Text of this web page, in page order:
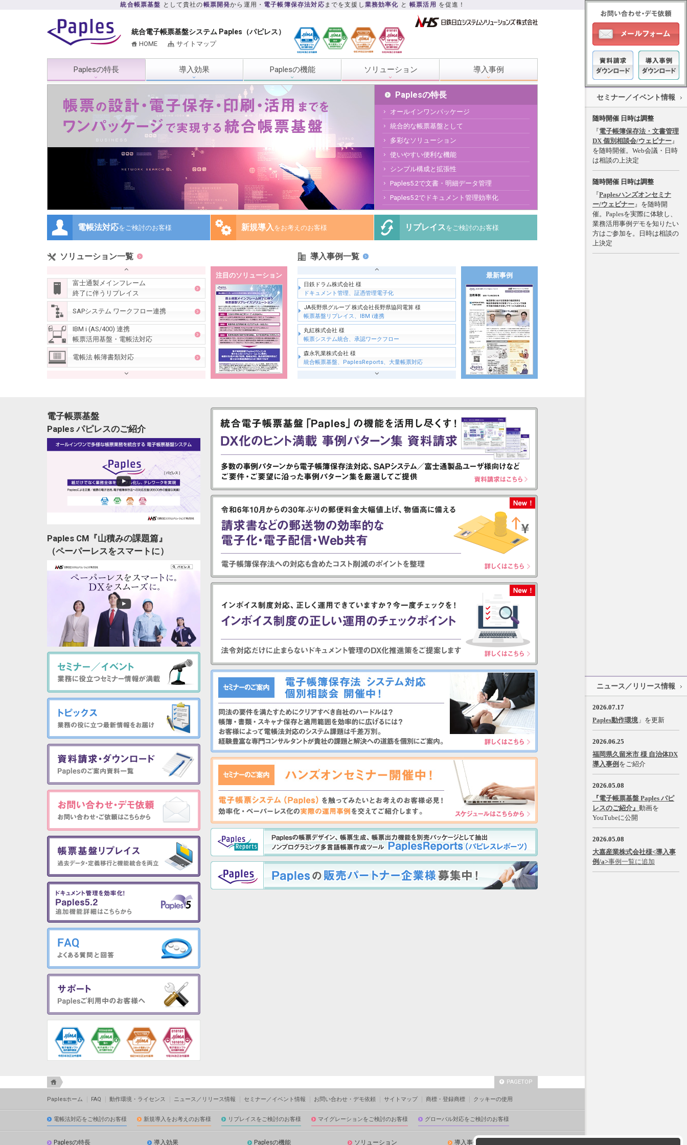
統合帳票基盤 として貴社の帳票開発から運用・ 電子帳簿保存法対応 までを支援し 業務効率化 と帳票活用 を促進！
統合電子帳票基盤システム Paples（パピレス）
HOME サイトマップ
Paplesの特長 導入効果 Paplesの機能 ソリューション 導入事例
Paplesの特長
オールインワンパッケージ
統合的な帳票基盤として
多彩なソリューション
使いやすい便利な機能
シンプル構成と拡張性
Paples5.2で文書・明細データ管理
Paples5.2でドキュメント管理効率化
電帳法対応をご検討のお客様 新規導入をお考えのお客様 リプレイスをご検討のお客様
ソリューション一覧
富士通製メインフレーム
終了に伴うリプレイス
SAPシステム ワークフロー連携
IBM i (AS/400) 連携
帳票活用基盤・電帳法対応
電帳法 帳簿書類対応
GRANDIT電帳法対応
帳票配信ソリューション
ペーパーレスソリューション
企業間帳票Web公開
電子契約・電子取引 DocYou連携
PDF添付メール自動送信
電子検印・電子回覧
ワークフロー連携
SAP S/4HANA移行アーカイブ・
電帳法対応
帳票出力ソリューション
自動仕分・分散印刷
専用プリンタオープン化
クライアント自動印刷
FAX-ASP送信
クラウドソリューション
帳票開発ソリューション
帳票マイグレーション
製造・物流業向けソリューション
物品受領書電子化・納品データ統合管理
生産関連帳票・品質保証書一元管理
指図書・レシピ表一元管理
ミルシート管理
注目のソリューション
導入事例一覧
日鉄ドラム株式会社 様
ドキュメント管理、証憑管理電子化
JA長野県グループ 株式会社長野県協同電算 様
帳票基盤リプレイス、IBM i連携
丸紅株式会社 様
帳票システム統合、承認ワークフロー
森永乳業株式会社 様
統合帳票基盤、PaplesReports、大量帳票対応
電子帳簿保存法対応（変更）
レシップホールディングス株式会社 様
電子帳簿保存法対応（新規）
第一屋製パン株式会社 様
統合帳票基盤、IBM i 連携
キョーリン製薬ホールディングス株式会社 様
SAP ERP連携、帳票作成
王子製紙株式会社 様
日鉄建材株式会社 様
EDI連携、帳票公開、電子検印
株式会社ハウステック 様
帳票マイグレーション
株式会社J-オイルミルズ 様
帳票アーカイブ
株式会社JALUX 様
オエノンホールディングス株式会社 様
統合帳票基盤活用
メインフレーム連携、ペーパーレス
最新事例
電子帳票基盤
Paples パピレスのご紹介
Paples CM『山積みの課題篇』
（ペーパーレスをスマートに）
セミナー／イベント情報
随時開催 日時は調整
『電子帳簿保存法・文書管理
DX 個別相談会/ウェビナー』
を随時開催。Web会議・日時
は相談の上決定
随時開催 日時は調整
『Paplesハンズオンセミナ
ー/ウェビナー』を随時開
催。Paplesを実際に体験し、
業務活用事例デモを知りたい
方はご参加を。日時は相談の
上決定
ニュース／リリース情報
2026.07.17
Paples動作環境 」を更新
2026.06.25
福岡県久留米市 様 自治体DX
導入事例 をご紹介
2026.05.08
『電子帳票基盤 Paples パピ
レスのご紹介』 動画を
YouTubeに公開
2026.05.08
大嘉産業株式会社様<導入事
例/a>事例一覧に追加
PAGETOP
Paplesホーム FAQ 動作環境・ライセンス ニュース／リリース情報 セミナー／イベント情報 お問い合わせ・デモ依頼 サイトマップ 商標・登録商標 クッキーの使用
電帳法対応をご検討のお客様 新規導入をお考えのお客様 リプレイスをご検討のお客様 マイグレーションをご検討のお客様 グローバル対応をご検討のお客様
Paplesの特長 導入効果 Paplesの機能 ソリューション 導入事例